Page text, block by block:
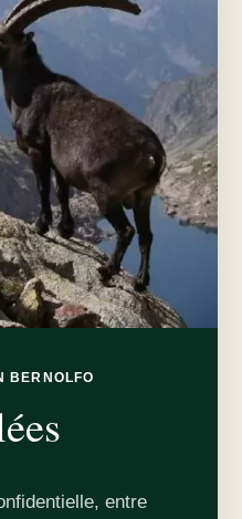
BERNOLFO
entre